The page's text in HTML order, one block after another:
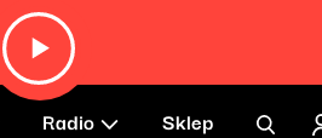
Radio Sklep